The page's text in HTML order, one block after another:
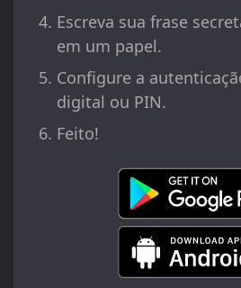
Escreva sua frase
em um papel.
Configure a
digital ou PIN.
Feito!